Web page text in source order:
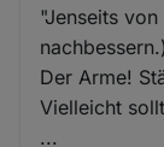
"Jenseits
Der Arme!
Vielleicht
...